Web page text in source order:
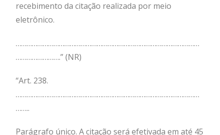
recebimento da citação realizada por meio
eletrônico.
…………………………………………………………………………………………
…………………….” (NR)
“Art. 238.
…………………………………………………………………………………………
……..
Parágrafo único. A citação será efetivada em até 45